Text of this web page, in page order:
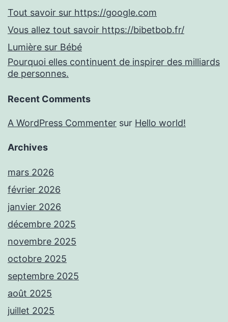
Tout savoir sur https://google.com
Vous allez tout savoir https://bibetbob.fr/
Lumière sur Bébé
Pourquoi elles continuent de inspirer des milliards
de personnes.
Recent Comments
A WordPress Commenter sur Hello world!
Archives
mars 2026
février 2026
janvier 2026
décembre 2025
novembre 2025
octobre 2025
septembre 2025
août 2025
juillet 2025